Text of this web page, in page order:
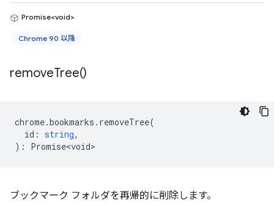
Promise<void>
Chrome 90 以降
removeTree()
chrome.bookmarks . removeTree(
id : string,
) : Promise<void>
ブックマーク フォルダを再帰的に削除します。